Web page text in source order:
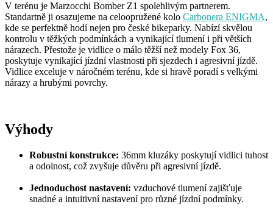
V terénu je Marzocchi Bomber Z1 spolehlivým partnerem.
Standartně ji osazujeme na celoopružené kolo Carbonera ENIGMA,
kde se perfektně hodí nejen pro české bikeparky. Nabízí skvělou
kontrolu v těžkých podmínkách a vynikající tlumení i při větších
nárazech. Přestože je vidlice o málo těžší než modely Fox 36,
poskytuje vynikající jízdní vlastnosti při sjezdech i agresivní jízdě.
Vidlice exceluje v náročném terénu, kde si hravě poradí s velkými
nárazy a hrubými povrchy.
Výhody
Robustní konstrukce: 36mm kluzáky poskytují vidlici tuhost
a odolnost, což zvyšuje důvěru při agresivní jízdě.
Jednoduchost nastavení: vzduchové tlumení zajišťuje
snadné a intuitivní nastavení pro různé jízdní podmínky.